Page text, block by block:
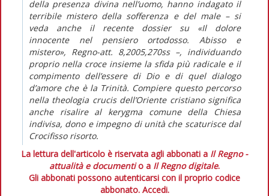
della presenza divina nell’uomo, hanno indagato il
terribile mistero della sofferenza e del male – si
veda anche il recente dossier su «Il dolore
innocente nel pensiero ortodosso. Abisso e
mistero», Regno-att. 8,2005,270ss –, individuando
proprio nella croce insieme la sfida più radicale e il
compimento dell’essere di Dio e di quel dialogo
d’amore che è la Trinità. Compiere questo percorso
nella theologia crucis dell’Oriente cristiano significa
anche risalire al kerygma comune della Chiesa
indivisa, dono e impegno di unità che scaturisce dal
Crocifisso risorto.
La lettura dell'articolo è riservata agli abbonati a Il Regno -
attualità e documentio a Il Regno digitale.
Gli abbonati possono autenticarsi con il proprio codice
abbonato. Accedi.